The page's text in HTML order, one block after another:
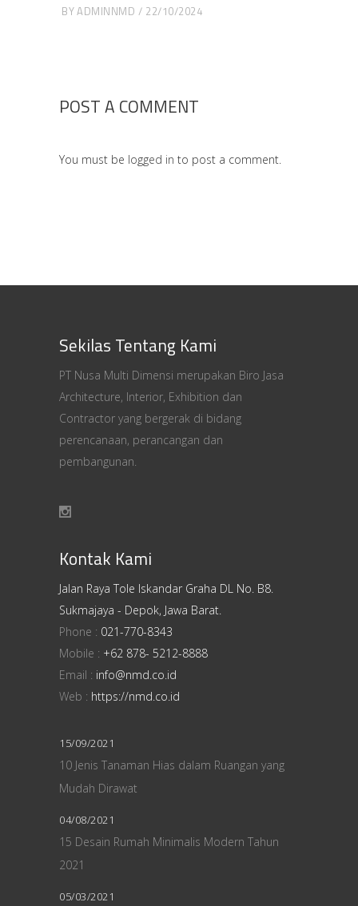
BYADMINNMD 22/10/2024
POST A COMMENT
You must be logged in to post a comment.
Sekilas Tentang Kami
PT Nusa Multi Dimensi merupakan Biro Jasa
Architecture, Interior, Exhibition dan
Contractor yang bergerak di bidang
perencanaan, perancangan dan
pembangunan.
Kontak Kami
Jalan Raya Tole Iskandar Graha DL No. B8.
Sukmajaya - Depok, Jawa Barat.
Phone : 021-770-8343
Mobile : +62 878- 5212-8888
Email : info@nmd.co.id
Web : https://nmd.co.id
15/09/2021
10 Jenis Tanaman Hias dalam Ruangan yang
Mudah Dirawat
04/08/2021
15 Desain Rumah Minimalis Modern Tahun
2021
05/03/2021